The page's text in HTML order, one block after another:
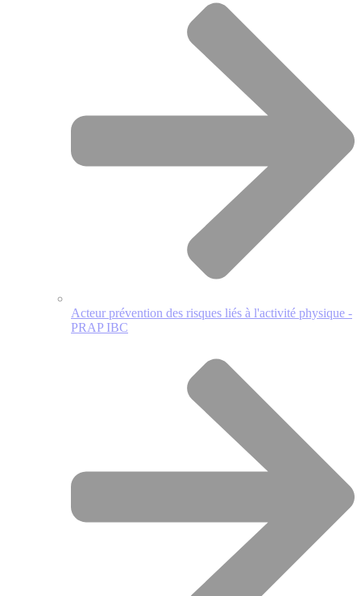
Acteur prévention des risques liés à l'activité physique -
PRAP IBC